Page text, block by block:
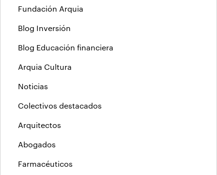
Fundación Arquia
Blog Inversión
Blog Educación financiera
Arquia Cultura
Noticias
Colectivos destacados
Arquitectos
Abogados
Farmacéuticos